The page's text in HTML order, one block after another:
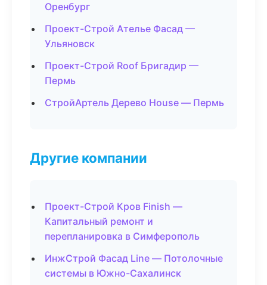
Оренбург
Проект-Строй Ателье Фасад —
Ульяновск
Проект-Строй Roof Бригадир —
Пермь
СтройАртель Дерево House — Пермь
Другие компании
Проект-Строй Кров Finish —
Капитальный ремонт и
перепланировка в Симферополь
ИнжСтрой Фасад Line — Потолочные
системы в Южно-Сахалинск